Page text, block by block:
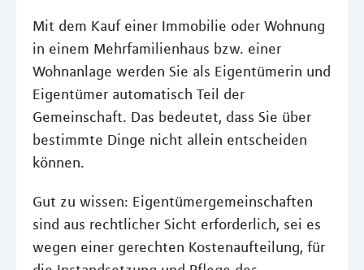
Mit dem Kauf einer Immobilie oder Wohnung
in einem Mehrfamilienhaus bzw. einer
Wohnanlage werden Sie als Eigentümerin und
Eigentümer automatisch Teil der
Gemeinschaft. Das bedeutet, dass Sie über
bestimmte Dinge nicht allein entscheiden
können.
Gut zu wissen: Eigentümergemeinschaften
sind aus rechtlicher Sicht erforderlich, sei es
wegen einer gerechten Kostenaufteilung, für